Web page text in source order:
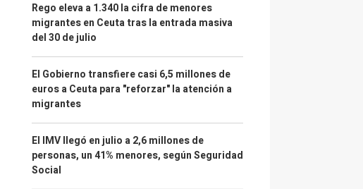
Rego eleva a 1.340 la cifra de menores
migrantes en Ceuta tras la entrada masiva
del 30 de julio
El Gobierno transfiere casi 6,5 millones de
euros a Ceuta para "reforzar" la atención a
migrantes
El IMV llegó en julio a 2,6 millones de
personas, un 41% menores, según Seguridad
Social